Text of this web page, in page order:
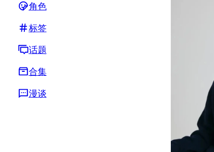
角色
标签
话题
合集
漫谈